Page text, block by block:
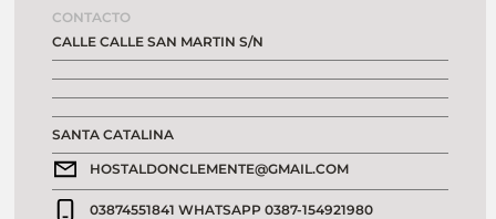
CONTACTO
CALLE CALLE SAN MARTIN S/N
SANTA CATALINA
HOSTALDONCLEMENTE@GMAIL.COM
03874551841 WHATSAPP 0387-154921980